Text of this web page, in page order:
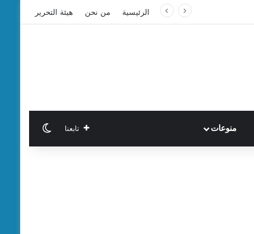
الرئيسية من نحن هيئة التحرير
منوعات تابعنا الوضع